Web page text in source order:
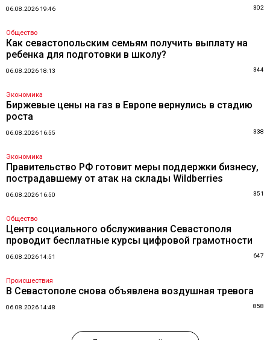
06.08.2026 19:46 302
Общество
Как севастопольским семьям получить выплату на
ребенка для подготовки в школу?
06.08.2026 18:13 344
Экономика
Биржевые цены на газ в Европе вернулись в стадию
роста
06.08.2026 16:55 338
Экономика
Правительство РФ готовит меры поддержки бизнесу,
пострадавшему от атак на склады Wildberries
06.08.2026 16:50 351
Общество
Центр социального обслуживания Севастополя
проводит бесплатные курсы цифровой грамотности
06.08.2026 14:51 647
Происшествия
В Севастополе снова объявлена воздушная тревога
06.08.2026 14:48 858